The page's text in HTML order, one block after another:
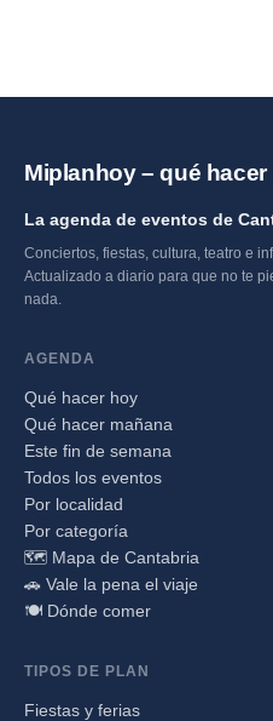
Miplanhoy – qué
La agenda de eventos de
Conciertos, fiestas, cultura, teatro e
Actualizado a diario para que no te
nada.
AGENDA
Qué hacer hoy
Qué hacer mañana
Este fin de semana
Todos los eventos
Por localidad
Por categoría
🗺️ Mapa de Cantabria
🚗 Vale la pena el viaje
🍽️ Dónde comer
TIPOS DE PLAN
Fiestas y ferias